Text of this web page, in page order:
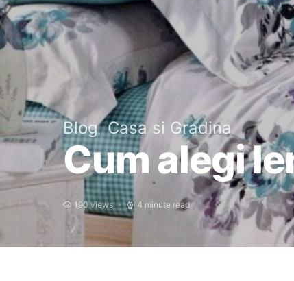
Blog Casa si Gradina
Cum alegi
190 views 4 minute read